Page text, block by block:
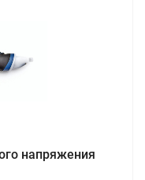
напряжения